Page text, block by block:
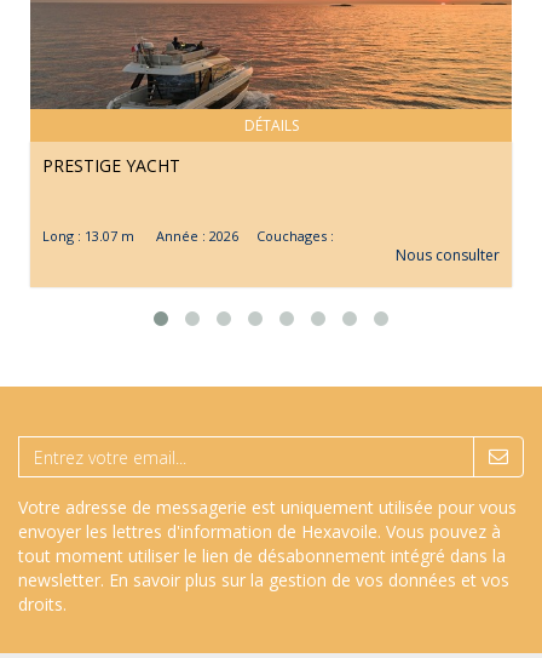
DÉTAILS
PRESTIGE YACHT
Long : 13.07 m Année : 2026 Couchages :
Nous consulter
Votre adresse de messagerie est uniquement utilisée pour vous
envoyer les lettres d'information de Hexavoile. Vous pouvez à
tout moment utiliser le lien de désabonnement intégré dans la
newsletter. En savoir plus sur la gestion de vos données et vos
droits.